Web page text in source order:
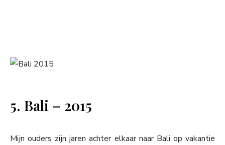
5. Bali – 2015
Mijn ouders zijn jaren achter elkaar naar Bali op vakantie